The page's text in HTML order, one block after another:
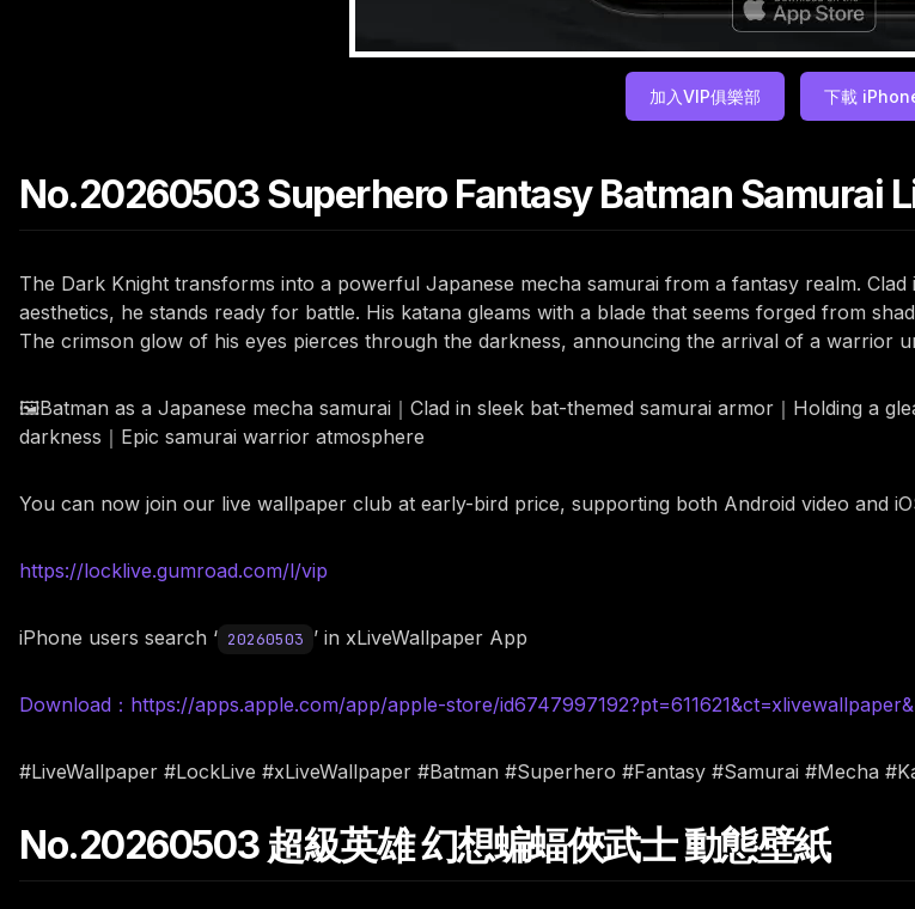
加入VIP俱樂部 下載
No.20260503 Superhero Fantasy Batman Samurai
The Dark Knight transforms into a powerful Japanese mecha samurai from a fantasy realm.
aesthetics, he stands ready for battle. His katana gleams with a blade that seems forged from
The crimson glow of his eyes pierces through the darkness, announcing the arrival of a warrior
🖼️Batman as a Japanese mecha samurai｜Clad in sleek bat-themed samurai armor｜Holding a
darkness｜Epic samurai warrior atmosphere
You can now join our live wallpaper club at early-bird price, supporting both Android video and
https://locklive.gumroad.com/l/vip
iPhone users search ‘ 20260503 ’ in xLiveWallpaper App
Download：https://apps.apple.com/app/apple-store/
#LiveWallpaper #LockLive #xLiveWallpaper #Batman #Superhero #Fantasy #Samurai #Mecha
No.20260503 超級英雄 幻想蝙蝠俠武士 動態壁紙